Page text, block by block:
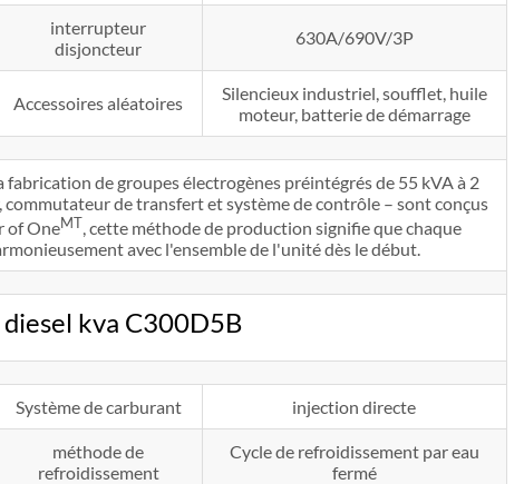
interrupteur
disjoncteur
630A/690V/3P
Accessoires aléatoires
Silencieux industriel, soufflet, huile
moteur, batterie de démarrage
de groupes électrogènes préintégrés de 55 kVA à 2
de transfert et système de contrôle – sont conçus
of OneMT, cette méthode de production signifie que chaque
avec l'ensemble de l'unité dès le début.
kva C300D5B
Système de carburant injection directe
méthode de
refroidissement
Cycle de refroidissement par eau
fermé